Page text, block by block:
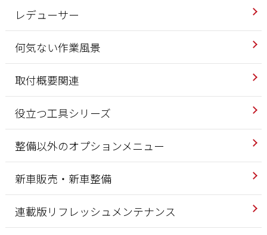
レデューサー
何気ない作業風景
取付概要関連
役立つ工具シリーズ
整備以外のオプションメニュー
新車販売・新車整備
連載版リフレッシュメンテナンス